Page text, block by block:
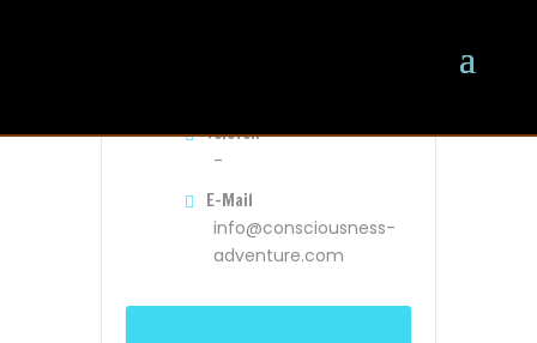
Telefon
-
E-Mail
info@consciousness-
adventure.com